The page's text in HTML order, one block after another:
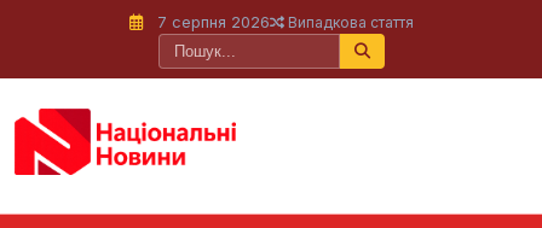
7 серпня 2026 Випадкова стаття